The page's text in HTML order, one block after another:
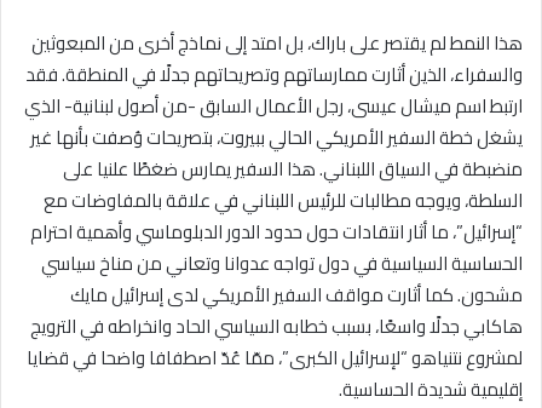
هذا النمط لم يقتصر على باراك، بل امتد إلى نماذج أخرى من المبعوثين
والسفراء، الذين أثارت ممارساتهم وتصريحاتهم جدلًا في المنطقة. فقد
ارتبط اسم ميشال عيسى، رجل الأعمال السابق -من أصول لبنانية- الذي
يشغل خطة السفير الأمريكي الحالي ببيروت، بتصريحات وُصفت بأنها غير
منضبطة في السياق اللبناني. هذا السفير يمارس ضغطًا علنيا على
السلطة، ويوجه مطالبات للرئيس اللبناني في علاقة بالمفاوضات مع
“إسرائيل”، ما أثار انتقادات حول حدود الدور الدبلوماسي وأهمية احترام
الحساسية السياسية في دول تواجه عدوانا وتعاني من مناخ سياسي
مشحون. كما أثارت مواقف السفير الأمريكي لدى إسرائيل مايك
هاكابي جدلًا واسعًا، بسبب خطابه السياسي الحاد وانخراطه في الترويج
لمشروع نتنياهو “لإسرائيل الكبرى”، ممّا عُدّ اصطفافا واضحا في قضايا
إقليمية شديدة الحساسية.